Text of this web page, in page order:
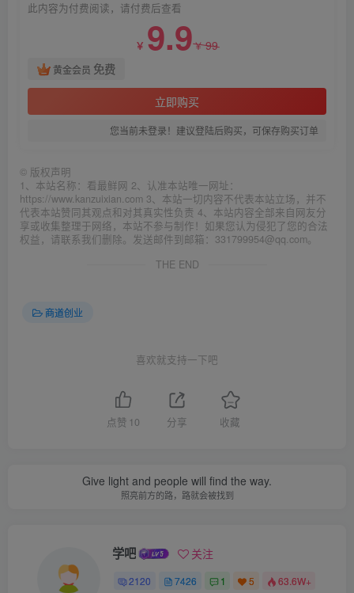
此内容为付费阅读，请付费后查看
￥ 9.9￥99
黄金会员 免费
立即购买
您当前未登录！建议登陆后购买，可保存购买订单
© 版权声明
1、本站名称：看最鲜网 2、认准本站唯一网址：
https://www.kanzuixian.com 3、本站一切内容不代表本站立场，并不
代表本站赞同其观点和对其真实性负责 4、本站内容全部来自网友分
享或收集整理于网络，本站不参与制作！如果您认为侵犯了您的合法
权益，请联系我们删除。发送邮件到邮箱：331799954@qq.com。
THE END
商道创业
喜欢就支持一下吧
点赞 10 分享 收藏
Give light and people will find the way.
照亮前方的路，路就会被找到
学吧 关注
2120 7426 1 5 63.6W+